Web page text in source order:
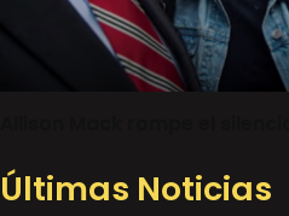
Últimas Noticias